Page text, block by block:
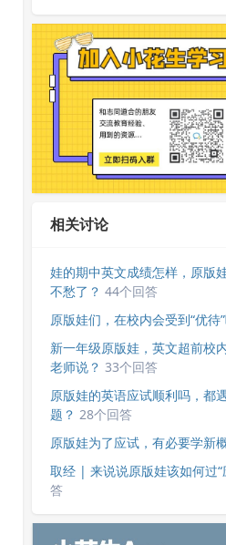
相关讨论
娃的期中英文成绩怎样，原版
不愁了？ 44个回答
原版娃们，在校内会受到“优待
新一年级原版娃，英文超前校
老师说？ 33个回答
原版娃的英语应试顺利吗，都
题？ 28个回答
原版娃为了应试，有必要学新
取经 | 来说说原版娃该如何过“
答